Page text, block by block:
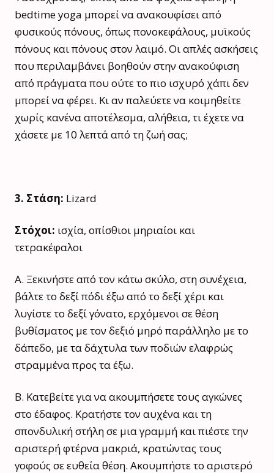
bedtime yoga μπορεί να ανακουφίσει από
φυσικούς πόνους, όπως πονοκεφάλους, μυϊκούς
πόνους και πόνους στον λαιμό. Οι απλές ασκήσεις
που περιλαμβάνει βοηθούν στην ανακούφιση
από πράγματα που ούτε το πιο ισχυρό χάπι δεν
μπορεί να φέρει. Κι αν παλεύετε να κοιμηθείτε
χωρίς κανένα αποτέλεσμα, αλήθεια, τι έχετε να
χάσετε με 10 λεπτά από τη ζωή σας;
3. Στάση: Lizard
Στόχοι: ισχία, οπίσθιοι μηριαίοι και
τετρακέφαλοι
A. Ξεκινήστε από τον κάτω σκύλο, στη συνέχεια,
βάλτε το δεξί πόδι έξω από το δεξί χέρι και
λυγίστε το δεξί γόνατο, ερχόμενοι σε θέση
βυθίσματος με τον δεξιό μηρό παράλληλο με το
δάπεδο, με τα δάχτυλα των ποδιών ελαφρώς
στραμμένα προς τα έξω.
B. Κατεβείτε για να ακουμπήσετε τους αγκώνες
στο έδαφος. Κρατήστε τον αυχένα και τη
σπονδυλική στήλη σε μια γραμμή και πιέστε την
αριστερή φτέρνα μακριά, κρατώντας τους
γοφούς σε ευθεία θέση. Ακουμπήστε το αριστερό